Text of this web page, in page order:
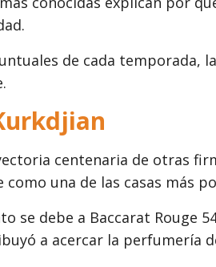
de cada temporada,
centenaria de otras
una de las casas más
se debe a Baccarat Rouge
a acercar la perfumería